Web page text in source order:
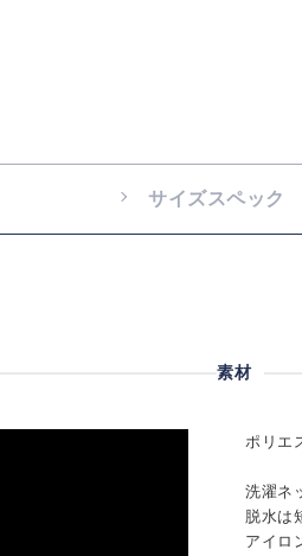
サイズスペック
素材
ポリエ
洗濯ネ
脱水は
アイロ